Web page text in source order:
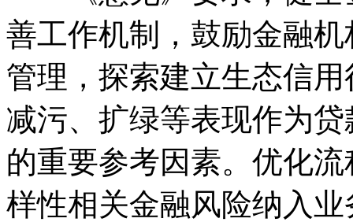
善工作机制，鼓励金融
管理，探索建立生态信
减污、扩绿等表现作为
的重要参考因素。优化
样性相关金融风险纳入